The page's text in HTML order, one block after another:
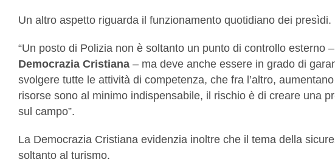
Un altro aspetto riguarda il funzionamento quotidiano dei presìdi.
“Un posto di Polizia non è soltanto un punto di controllo esterno
Democrazia Cristiana – ma deve anche essere in grado di
svolgere tutte le attività di competenza, che fra l’altro,
risorse sono al minimo indispensabile, il rischio è di creare una
sul campo”.
La Democrazia Cristiana evidenzia inoltre che il tema della
soltanto al turismo.